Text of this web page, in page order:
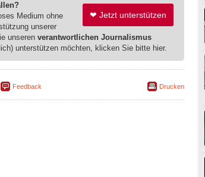
❤ Jetzt unterstützen
Medium ohne
unserer
unseren verantwortlichen Journalismus
unterstützen möchten, klicken Sie bitte hier.
Feedback Drucken